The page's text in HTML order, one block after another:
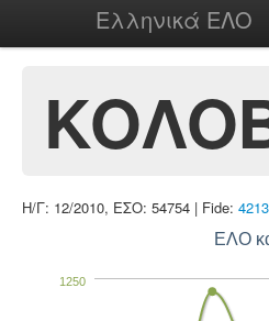
Ελληνικά ΕΛΟ
Η/Γ: 12/2010, ΕΣΟ: 54754 | Fide:
ΕΛΟ
1250